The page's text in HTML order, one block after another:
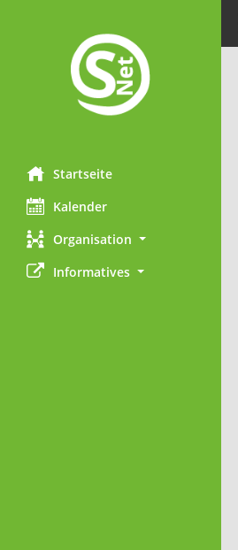
Startseite
Kalender
Organisation
Informatives